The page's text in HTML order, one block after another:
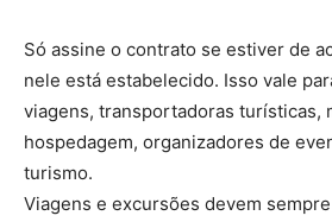
Só assine o contrato se estiver de
nele está estabelecido. Isso vale
viagens, transportadoras turísticas,
hospedagem, organizadores de
turismo.
Viagens e excursões devem